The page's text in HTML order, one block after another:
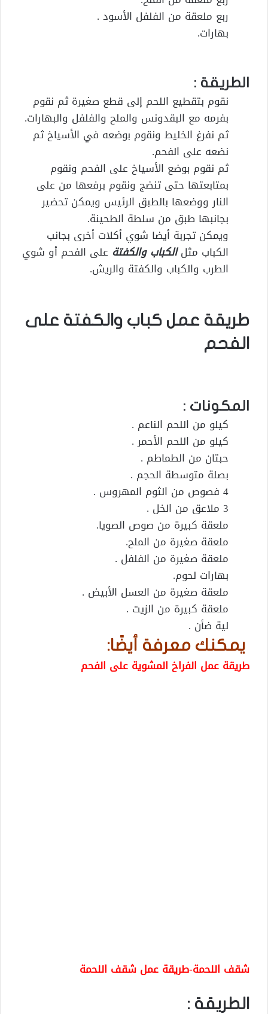
ربع ملعقة من الفلفل الأسود .
بهارات.
الطريقة :
نقوم بتقطيع اللحم إلى قطع صغيرة ثم نقوم
بفرمه مع البقدونس والملح والفلفل والبهارات.
ثم نفرغ الخليط ونقوم بوضعه في الأسياخ ثم
نضعه على الفحم.
ثم نقوم بوضع الأسياخ على الفحم ونقوم
بمتابعتها حتى تنضج ونقوم برفعها من على
النار ووضعها بالطبق الرئيس ويمكن تحضير
بجانبها طبق من سلطة الطحينة.
ويمكن تجربة أيضا شوي أكلات أخرى بجانب
الكباب مثلالكباب والكفتة على الفحم أو شوي
الطرب والكباب والكفتة والريش.
طريقة عمل كباب والكفتة على
الفحم
المكونات :
كيلو من اللحم الناعم .
كيلو من اللحم الأحمر .
حبتان من الطماطم .
بصلة متوسطة الحجم .
4 فصوص من الثوم المهروس .
3 ملاعق من الخل .
ملعقة كبيرة من صوص الصويا.
ملعقة صغيرة من الملح.
ملعقة صغيرة من الفلفل .
بهارات لحوم.
ملعقة صغيرة من العسل الأبيض .
ملعقة كبيرة من الزيت .
لية ضأن .
يمكنك معرفة أيضًا:
طريقة عمل الفراخ المشوية على الفحم
شقف اللحمة-طريقة عمل شقف اللحمة
الطريقة :